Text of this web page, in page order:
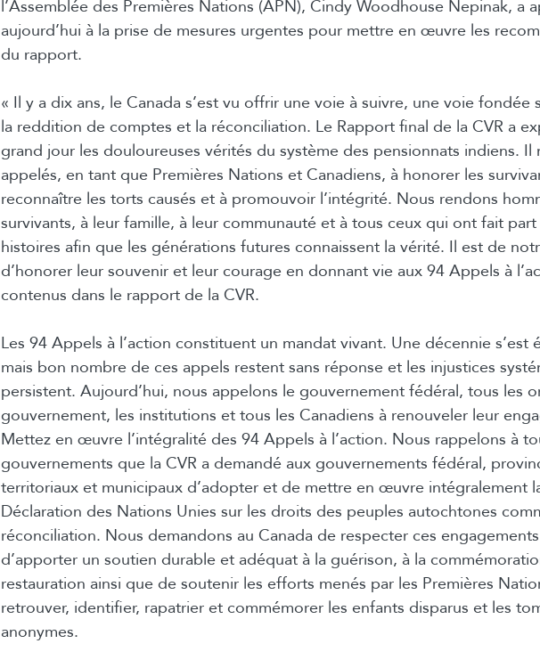
l’Assemblée des Premières Nations (APN), Cindy Woodhouse Nepinak, a
aujourd’hui à la prise de mesures urgentes pour mettre en œuvre les
du rapport.
« Il y a dix ans, le Canada s’est vu offrir une voie à suivre, une voie fondée
la reddition de comptes et la réconciliation. Le Rapport final de la CVR a
grand jour les douloureuses vérités du système des pensionnats indiens. Il
appelés, en tant que Premières Nations et Canadiens, à honorer les
reconnaître les torts causés et à promouvoir l’intégrité. Nous rendons
survivants, à leur famille, à leur communauté et à tous ceux qui ont fait
histoires afin que les générations futures connaissent la vérité. Il est de
d’honorer leur souvenir et leur courage en donnant vie aux 94 Appels à
contenus dans le rapport de la CVR.
Les 94 Appels à l’action constituent un mandat vivant. Une décennie s’est
mais bon nombre de ces appels restent sans réponse et les injustices
persistent. Aujourd’hui, nous appelons le gouvernement fédéral, tous les
gouvernement, les institutions et tous les Canadiens à renouveler leur
Mettez en œuvre l’intégralité des 94 Appels à l’action. Nous rappelons à
gouvernements que la CVR a demandé aux gouvernements fédéral,
territoriaux et municipaux d’adopter et de mettre en œuvre intégralement
Déclaration des Nations Unies sur les droits des peuples autochtones
réconciliation. Nous demandons au Canada de respecter ces
d’apporter un soutien durable et adéquat à la guérison, à la
restauration ainsi que de soutenir les efforts menés par les Premières
retrouver, identifier, rapatrier et commémorer les enfants disparus et les
anonymes.